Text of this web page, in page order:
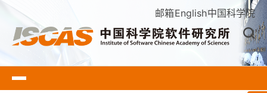
邮箱English中国科学院